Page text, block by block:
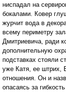
ниспадал на
бокалами. Ковер
журчит вода в
всему периметру
Дмитриевича, ради
дополнительную
подставках стояли
уже Катя, ее штрих,
отношения. Он и
опасаясь за